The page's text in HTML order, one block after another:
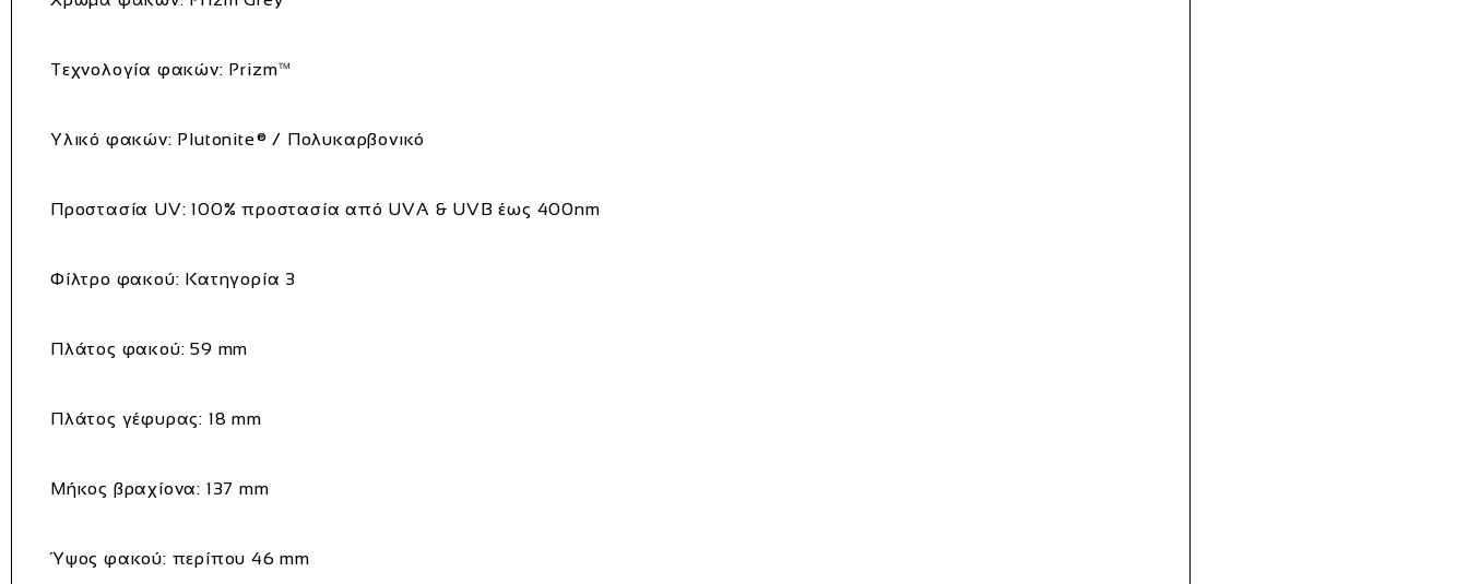
Τεχνολογία φακών: Prizm™
Υλικό φακών: Plutonite® / Πολυκαρβονικό
Προστασία UV: 100% προστασία από UVA & UVB έως 400nm
Φίλτρο φακού: Κατηγορία 3
Πλάτος φακού: 59 mm
Πλάτος γέφυρας: 18 mm
Μήκος βραχίονα: 137 mm
Ύψος φακού: περίπου 46 mm